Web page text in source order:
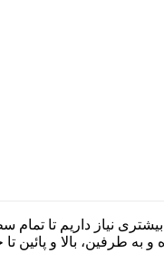
نیاز داریم تا
و به طرفین، بالا و